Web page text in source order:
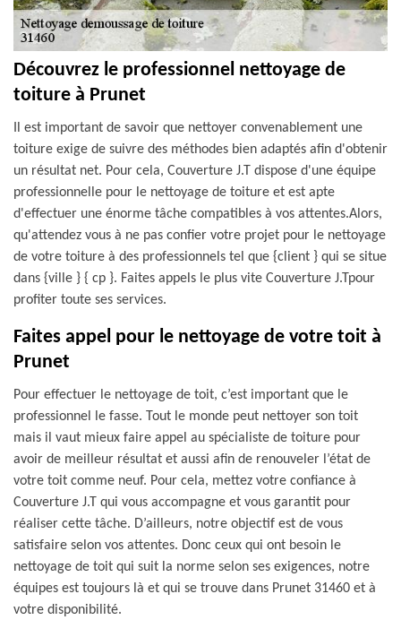
Découvrez le professionnel nettoyage de
toiture à Prunet
Il est important de savoir que nettoyer convenablement une
toiture exige de suivre des méthodes bien adaptés afin d'obtenir
un résultat net. Pour cela, Couverture J.T dispose d'une équipe
professionnelle pour le nettoyage de toiture et est apte
d'effectuer une énorme tâche compatibles à vos attentes.Alors,
qu'attendez vous à ne pas confier votre projet pour le nettoyage
de votre toiture à des professionnels tel que {client } qui se situe
dans {ville } { cp }. Faites appels le plus vite Couverture J.Tpour
profiter toute ses services.
Faites appel pour le nettoyage de votre toit à
Prunet
Pour effectuer le nettoyage de toit, c’est important que le
professionnel le fasse. Tout le monde peut nettoyer son toit
mais il vaut mieux faire appel au spécialiste de toiture pour
avoir de meilleur résultat et aussi afin de renouveler l’état de
votre toit comme neuf. Pour cela, mettez votre confiance à
Couverture J.T qui vous accompagne et vous garantit pour
réaliser cette tâche. D’ailleurs, notre objectif est de vous
satisfaire selon vos attentes. Donc ceux qui ont besoin le
nettoyage de toit qui suit la norme selon ses exigences, notre
équipes est toujours là et qui se trouve dans Prunet 31460 et à
votre disponibilité.